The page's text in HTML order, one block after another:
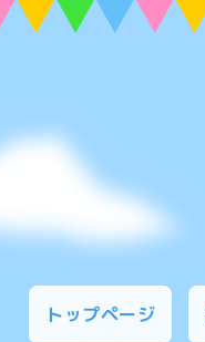
トップページ